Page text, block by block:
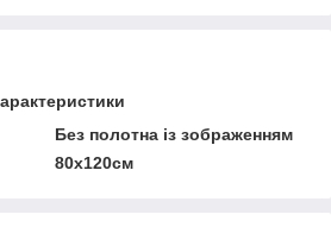
Без полотна із зображенням
80х120см